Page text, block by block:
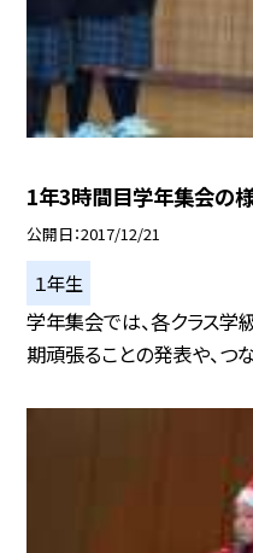
1年3時間目学年集会の
公開日 2017/12/21
１年生
学年集会では、各クラス学
期頑張ることの発表や、つ